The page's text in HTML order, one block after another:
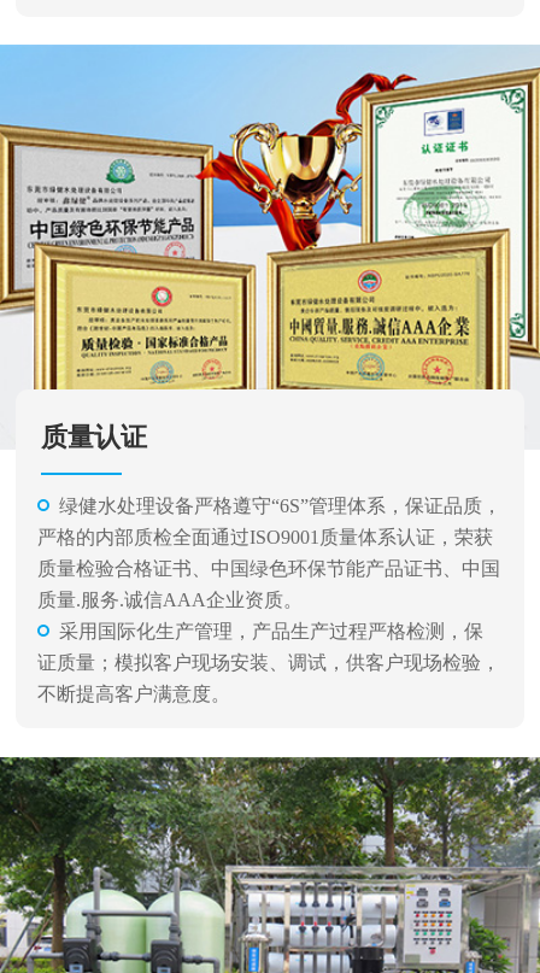
质量认证
绿健水处理设备严格遵守“6S”管理体系，保证品质，
严格的内部质检全面通过ISO9001质量体系认证，荣获
质量检验合格证书、中国绿色环保节能产品证书、中国
质量.服务.诚信AAA企业资质。
采用国际化生产管理，产品生产过程严格检测，保
证质量；模拟客户现场安装、调试，供客户现场检验，
不断提高客户满意度。